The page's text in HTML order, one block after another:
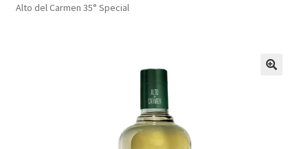
葡萄酒
Alto del Carmen 35° Special